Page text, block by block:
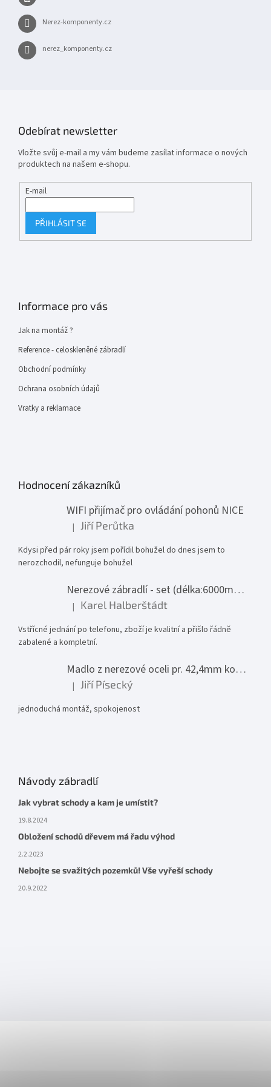
Nerez-komponenty.cz
nerez_komponenty.cz
Odebírat newsletter
Vložte svůj e-mail a my vám budeme zasílat informace o nových
produktech na našem e-shopu.
E-mail
PŘIHLÁSIT SE
Informace pro vás
Jak na montáž ?
Reference - celoskleněné zábradlí
Obchodní podmínky
Ochrana osobních údajů
Vratky a reklamace
Hodnocení zákazníků
WIFI přijímač pro ovládání pohonů NICE
Hodnocení produktu je 1 z 5 hvězdiček.
| Jiří Perůtka
Kdysi před pár roky jsem pořídil bohužel do dnes jsem to
nerozchodil, nefunguje bohužel
Nerezové zábradlí - set (délka:6000mm x výška:1000mm)
Hodnocení produktu je 5 z 5 hvězdiček.
| Karel Halberštádt
Vstřícné jednání po telefonu, zboží je kvalitní a přišlo řádně
zabalené a kompletní.
Madlo z nerezové oceli pr. 42,4mm komplet - model 0116 - 3000mm
Hodnocení produktu je 5 z 5 hvězdiček.
| Jiří Písecký
jednoduchá montáž, spokojenost
Návody zábradlí
Jak vybrat schody a kam je umístit?
19.8.2024
Obložení schodů dřevem má řadu výhod
2.2.2023
Nebojte se svažitých pozemků! Vše vyřeší schody
20.9.2022